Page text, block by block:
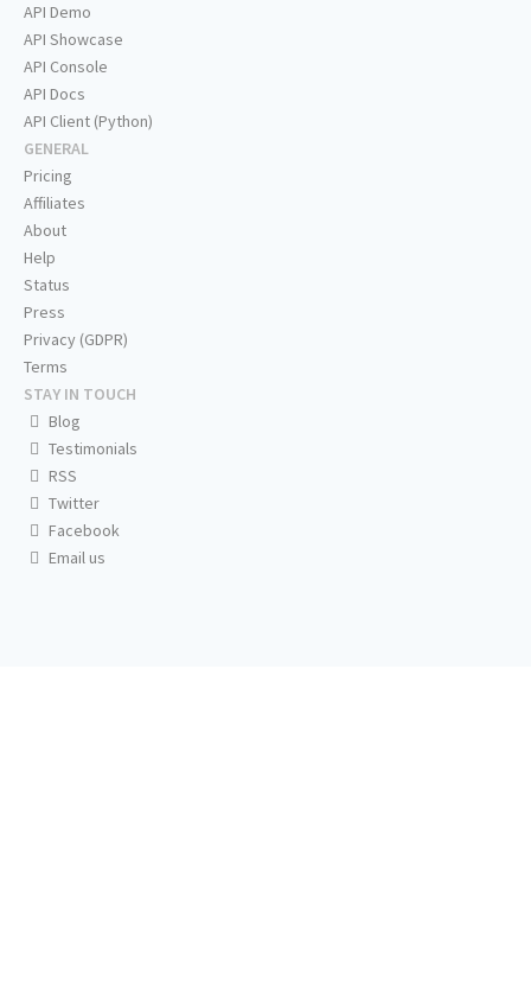
API Demo
API Showcase
API Console
API Docs
API Client (Python)
GENERAL
Pricing
Affiliates
About
Help
Status
Press
Privacy (GDPR)
Terms
STAY IN TOUCH
Blog
Testimonials
RSS
Twitter
Facebook
Email us